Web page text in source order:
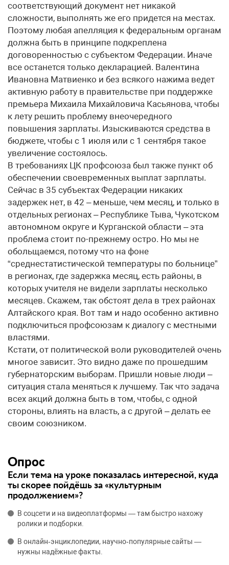
соответствующий документ нет никакой
сложности, выполнять же его придется на местах.
Поэтому любая апелляция к федеральным органам
должна быть в принципе подкреплена
договоренностью с субъектом Федерации. Иначе
все останется только декларацией. Валентина
Ивановна Матвиенко и без всякого нажима ведет
активную работу в правительстве при поддержке
премьера Михаила Михайловича Касьянова, чтобы
к лету решить проблему внеочередного
повышения зарплаты. Изыскиваются средства в
бюджете, чтобы с 1 июля или с 1 сентября такое
увеличение состоялось.
В требованиях ЦК профсоюза был также пункт об
обеспечении своевременных выплат зарплаты.
Сейчас в 35 субъектах Федерации никаких
задержек нет, в 42 – меньше, чем месяц, и только в
отдельных регионах – Республике Тыва, Чукотском
автономном округе и Курганской области – эта
проблема стоит по-прежнему остро. Но мы не
обольщаемся, потому что на фоне
“среднестатистической температуры по больнице”
в регионах, где задержка месяц, есть районы, в
которых учителя не видели зарплаты несколько
месяцев. Скажем, так обстоят дела в трех районах
Алтайского края. Вот там и надо особенно активно
подключиться профсоюзам к диалогу с местными
властями.
Кстати, от политической воли руководителей очень
многое зависит. Это видно даже по прошедшим
губернаторским выборам. Пришли новые люди –
ситуация стала меняться к лучшему. Так что задача
всех акций должна быть в том, чтобы, с одной
стороны, влиять на власть, а с другой – делать ее
своим союзником.
Опрос
Если тема на уроке показалась интересной, куда
ты скорее пойдёшь за «культурным
продолжением»?
В соцсети и на видеоплатформы — там быстро нахожу
ролики и подборки.
В онлайн‑энциклопедии, научно‑популярные сайты —
нужны надёжные факты.